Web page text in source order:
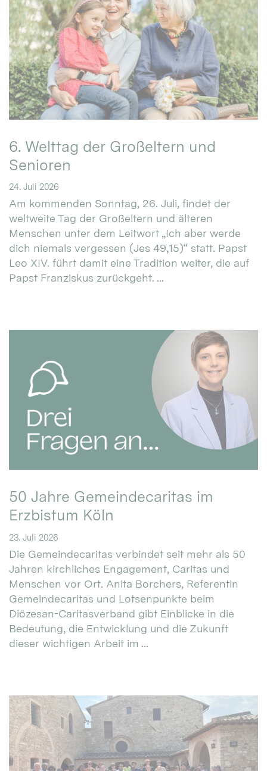
6. Welttag der Großeltern und
Senioren
24. Juli 2026
Am kommenden Sonntag, 26. Juli, findet der
weltweite Tag der Großeltern und älteren
Menschen unter dem Leitwort „Ich aber werde
dich niemals vergessen (Jes 49,15)“ statt. Papst
Leo XIV. führt damit eine Tradition weiter, die auf
Papst Franziskus zurückgeht. ...
50 Jahre Gemeindecaritas im
Erzbistum Köln
23. Juli 2026
Die Gemeindecaritas verbindet seit mehr als 50
Jahren kirchliches Engagement, Caritas und
Menschen vor Ort. Anita Borchers, Referentin
Gemeindecaritas und Lotsenpunkte beim
Diözesan-Caritasverband gibt Einblicke in die
Bedeutung, die Entwicklung und die Zukunft
dieser wichtigen Arbeit im ...